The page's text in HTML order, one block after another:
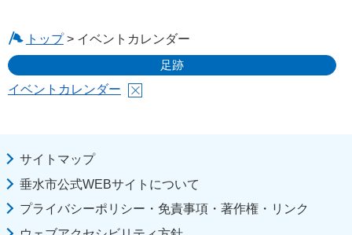
トップ> イベントカレンダー
足跡
イベントカレンダー
サイトマップ
垂水市公式WEBサイトについて
プライバシーポリシー・免責事項・著作権・リンク